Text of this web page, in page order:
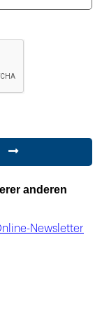
anderen
Newsletter